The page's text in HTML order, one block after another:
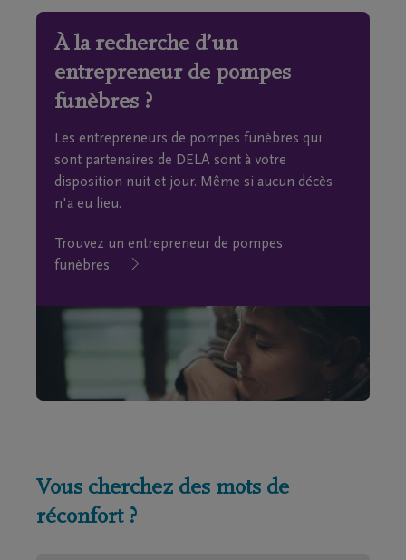
À la recherche d’un
entrepreneur de pompes
funèbres ?
Les entrepreneurs de pompes funèbres qui
sont partenaires de DELA sont à votre
disposition nuit et jour. Même si aucun décès
n'a eu lieu.
Trouvez un entrepreneur de pompes
funèbres
Vous cherchez des mots de
réconfort ?